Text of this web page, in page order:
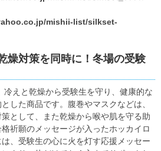
mishii-list/silkset-
燥対策を同時に！冬場の受験
冷えと乾燥から受験生を守り、健康的な
した商品です。腹巻やマスクなどは、
として、また乾燥から喉や肌を守る助
祈願のメッセージが入ったホッカイロ
、受験生の心に火を灯す応援メッセー